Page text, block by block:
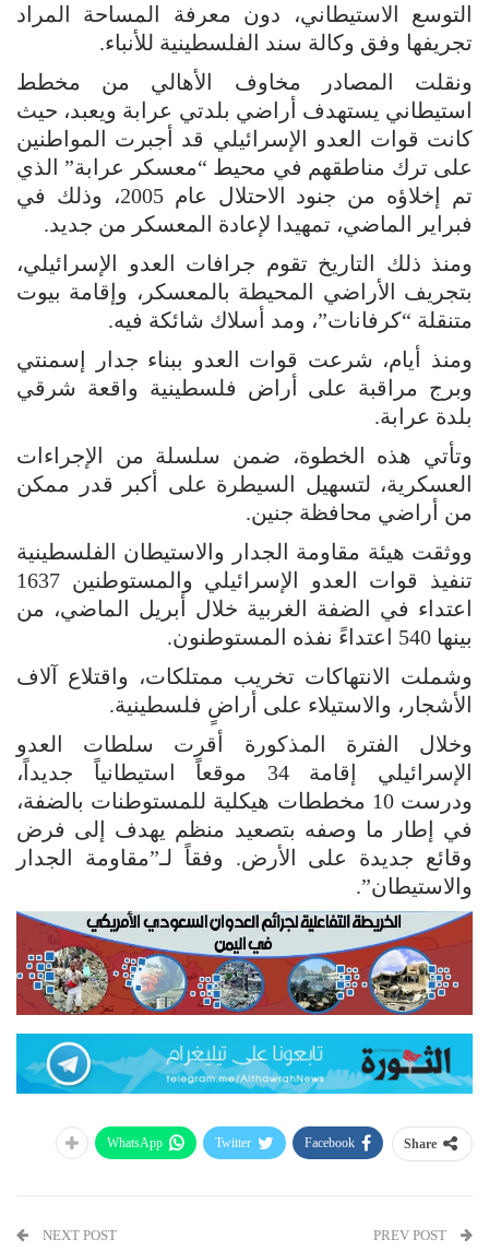
التوسع الاستيطاني، دون معرفة المساحة المراد
تجريفها وفق وكالة سند الفلسطينية للأنباء.
ونقلت المصادر مخاوف الأهالي من مخطط
استيطاني يستهدف أراضي بلدتي عرابة ويعبد، حيث
كانت قوات العدو الإسرائيلي قد أجبرت المواطنين
على ترك مناطقهم في محيط “معسكر عرابة” الذي
تم إخلاؤه من جنود الاحتلال عام 2005، وذلك في
فبراير الماضي، تمهيدا لإعادة المعسكر من جديد.
ومنذ ذلك التاريخ تقوم جرافات العدو الإسرائيلي،
بتجريف الأراضي المحيطة بالمعسكر، وإقامة بيوت
متنقلة “كرفانات”، ومد أسلاك شائكة فيه.
ومنذ أيام، شرعت قوات العدو ببناء جدار إسمنتي
وبرج مراقبة على أراض فلسطينية واقعة شرقي
بلدة عرابة.
وتأتي هذه الخطوة، ضمن سلسلة من الإجراءات
العسكرية، لتسهيل السيطرة على أكبر قدر ممكن
من أراضي محافظة جنين.
ووثقت هيئة مقاومة الجدار والاستيطان الفلسطينية
تنفيذ قوات العدو الإسرائيلي والمستوطنين 1637
اعتداء في الضفة الغربية خلال أبريل الماضي، من
بينها 540 اعتداءً نفذه المستوطنون.
وشملت الانتهاكات تخريب ممتلكات، واقتلاع آلاف
الأشجار، والاستيلاء على أراضٍ فلسطينية.
وخلال الفترة المذكورة أقرت سلطات العدو
الإسرائيلي إقامة 34 موقعاً استيطانياً جديداً،
ودرست 10 مخططات هيكلية للمستوطنات بالضفة،
في إطار ما وصفه بتصعيد منظم يهدف إلى فرض
وقائع جديدة على الأرض. وفقاً لـ”مقاومة الجدار
والاستيطان”.
Share
Facebook
Twitter
WhatsApp
NEXT POST